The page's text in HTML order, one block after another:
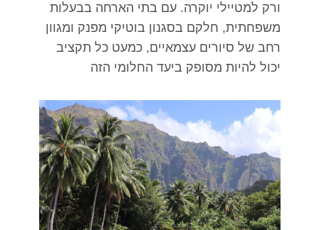
ורק למטיילי יוקרה. עם בתי הארחה בבעלות
משפחתית, חלקם בסגנון בוטיקי מפנק ומגוון
רחב של סיורים עצמאיים, כמעט כל תקציב
יכול להיות מסופק ביעד החלומי הזה